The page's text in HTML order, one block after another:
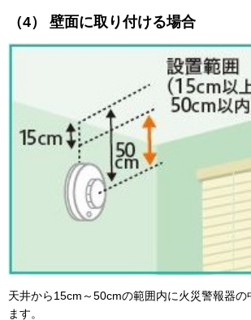
（4） 壁面に取り付ける場合
天井から15cm～50cmの範囲内に火災警報器の
ます。